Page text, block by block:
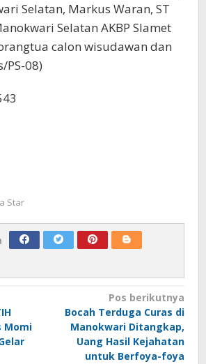
Selatan, Markus Waran, ST
Selatan AKBP Slamet
calon wisudawan dan
PS-08)
Star
Momi
Pos berikutnya
Bocah Terduga Curas di
Manokwari Ditangkap,
Uang Hasil Kejahatan
untuk Berfoya-foya